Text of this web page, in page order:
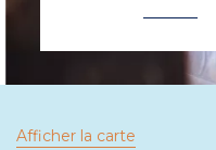
Afficher la carte